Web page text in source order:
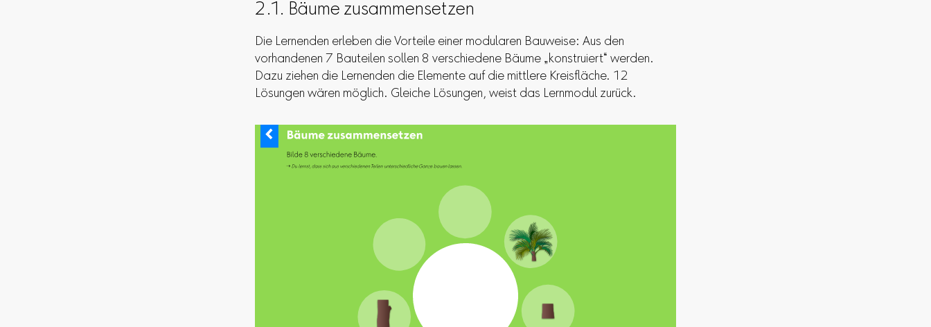
2.1. Bäume zusammensetzen
Die Lernenden erleben die Vorteile einer modularen Bauweise: Aus den
vorhandenen 7 Bauteilen sollen 8 verschiedene Bäume „konstruiert“ werden.
Dazu ziehen die Lernenden die Elemente auf die mittlere Kreisfläche. 12
Lösungen wären möglich. Gleiche Lösungen, weist das Lernmodul zurück.